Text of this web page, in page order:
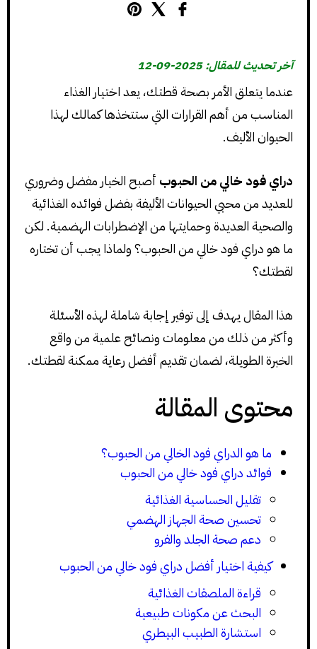
آخر تحديث للمقال: 2025-09-12
عندما يتعلق الأمر بصحة قطتك، يعد اختيار الغذاء
المناسب من أهم القرارات التي ستتخذها كمالك لهذا
الحيوان الأليف.
دراي فود خالي من الحبوب أصبح الخيار مفضل وضروري
للعديد من محبي الحيوانات الأليفة بفضل فوائده الغذائية
والصحية العديدة وحمايتها من الإضطرابات الهضمية. لكن
ما هو دراي فود خالي من الحبوب؟ ولماذا يجب أن تختاره
لقطتك؟
هذا المقال يهدف إلى توفير إجابة شاملة لهذه الأسئلة
وأكثر من ذلك من معلومات ونصائح علمية من واقع
الخبرة الطويلة، لضمان تقديم أفضل رعاية ممكنة لقطتك.
محتوى المقالة
ما هو الدراي فود الخالي من الحبوب؟
فوائد دراي فود خالي من الحبوب
تقليل الحساسية الغذائية
تحسين صحة الجهاز الهضمي
دعم صحة الجلد والفرو
كيفية اختيار أفضل دراي فود خالي من الحبوب
قراءة الملصقات الغذائية
البحث عن مكونات طبيعية
استشارة الطبيب البيطري